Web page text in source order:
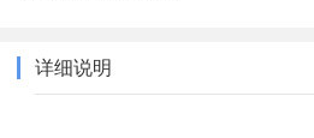
详细说明